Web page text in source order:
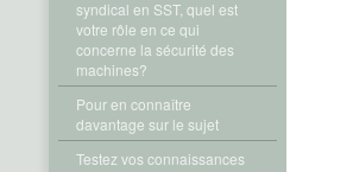
syndical en SST, quel est
votre rôle en ce qui
concerne la sécurité des
machines?
Pour en connaître
davantage sur le sujet
Testez vos connaissances